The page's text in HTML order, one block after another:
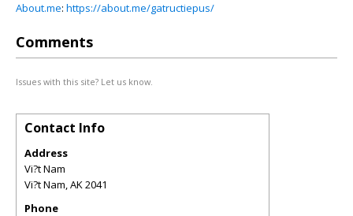
About.me: https://about.me/gatructiepus/
Comments
Issues with this site? Let us know.
Contact Info
Address
Vi?t Nam
Vi?t Nam,AK2041
Phone